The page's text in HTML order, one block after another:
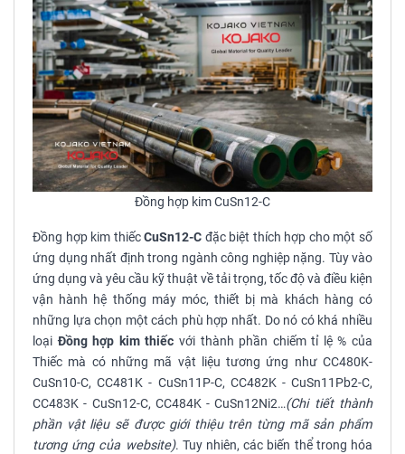
Đồng hợp kim CuSn12-C
Đồng hợp kim thiếcCuSn12-C đặc biệt thích hợp cho một số
ứng dụng nhất định trong ngành công nghiệp nặng. Tùy vào
ứng dụng và yêu cầu kỹ thuật về tải trọng, tốc độ và điều kiện
vận hành hệ thống máy móc, thiết bị mà khách hàng có
những lựa chọn một cách phù hợp nhất. Do nó có khá nhiều
loạiĐồng hợp kim thiếc với thành phần chiếm tỉ lệ % của
Thiếc mà có những mã vật liệu tương ứng như CC480K-
CuSn10-C, CC481K - CuSn11P-C, CC482K - CuSn11Pb2-C,
CC483K - CuSn12-C, CC484K - CuSn12Ni2…(Chi tiết thành
phần vật liệu sẽ được giới thiệu trên từng mã sản phẩm
tương ứng của website). Tuy nhiên, các biến thể trong hóa